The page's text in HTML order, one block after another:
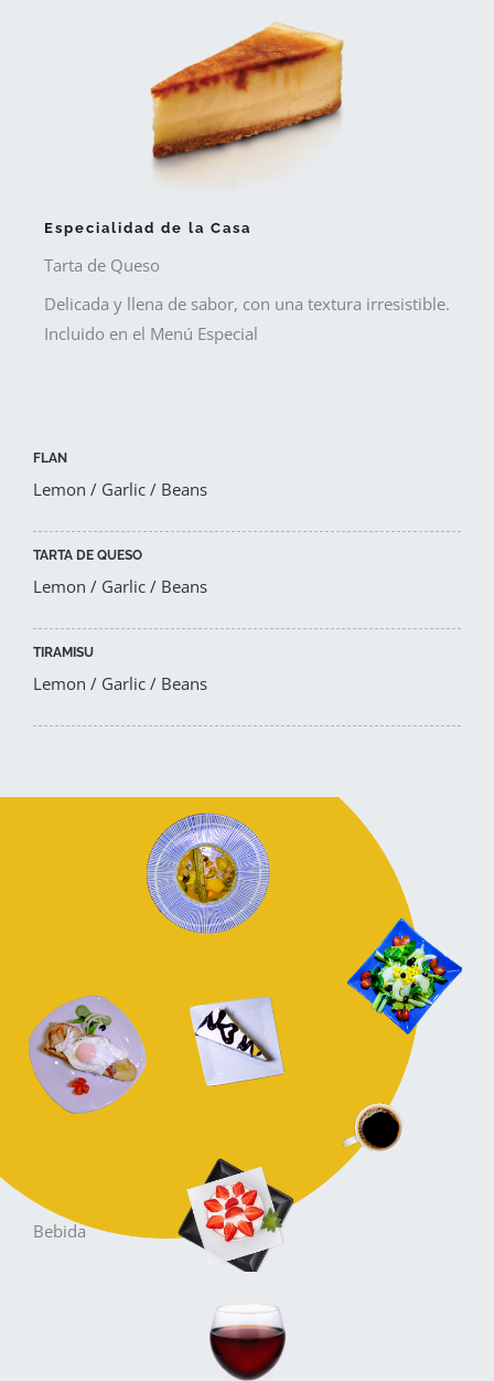
Especialidad de la Casa
Tarta de Queso
Delicada y llena de sabor, con una textura irresistible.
Incluido en el Menú Especial
FLAN
Lemon / Garlic / Beans
TARTA DE QUESO
Lemon / Garlic / Beans
TIRAMISU
Lemon / Garlic / Beans
Bebida